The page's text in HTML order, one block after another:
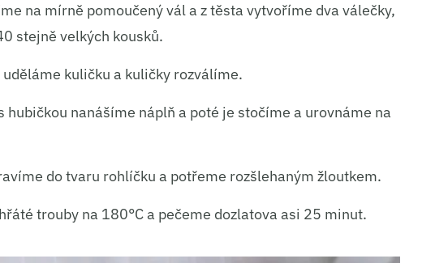
na mírně pomoučený vál a z těsta vytvoříme dva válečky,
stejně velkých kousků.
uděláme kuličku a kuličky rozválíme.
hubičkou nanášíme náplň a poté je stočíme a urovnáme na
do tvaru rohlíčku a potřeme rozšlehaným žloutkem.
trouby na 180°C a pečeme dozlatova asi 25 minut.